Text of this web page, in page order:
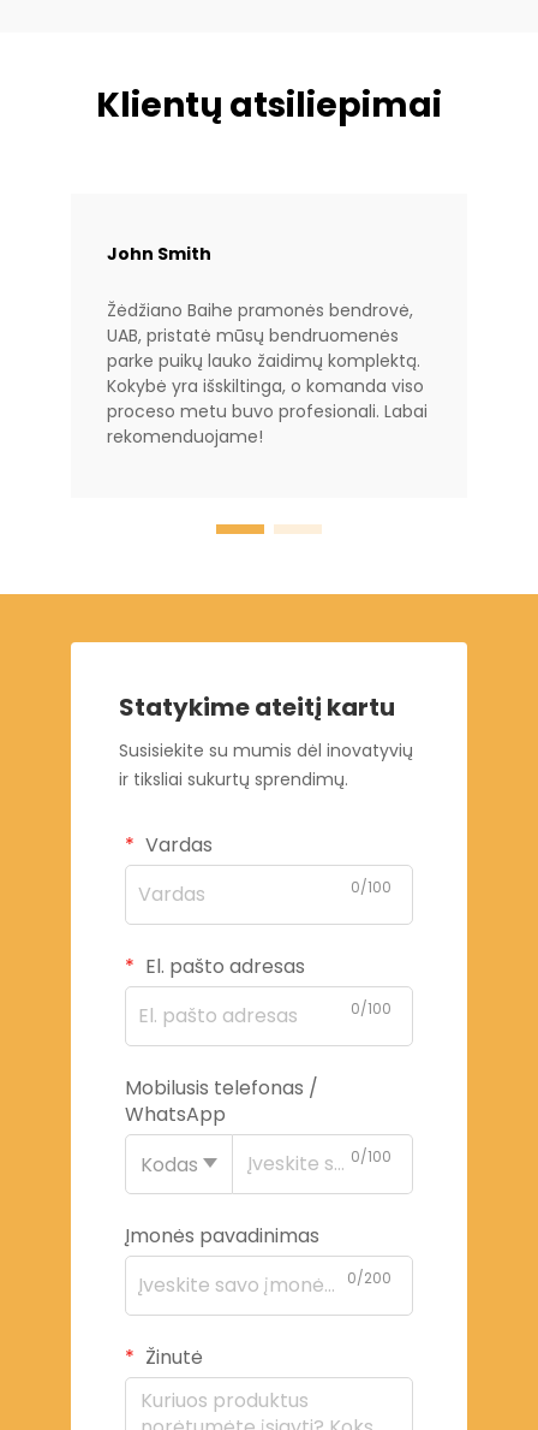
Klientų atsiliepimai
John Smith
Žėdžiano Baihe pramonės bendrovė,
UAB, pristatė mūsų bendruomenės
parke puikų lauko žaidimų komplektą.
Kokybė yra išskiltinga, o komanda viso
proceso metu buvo profesionali. Labai
rekomenduojame!
Statykime ateitį kartu
Susisiekite su mumis dėl inovatyvių
ir tiksliai sukurtų sprendimų.
Vardas
0/100
El. pašto adresas
0/100
Mobilusis telefonas /
WhatsApp
Kodas
0/100
Įmonės pavadinimas
0/200
Žinutė